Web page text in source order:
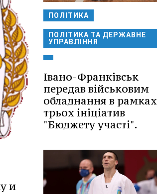
и
ПОЛІТИКА
ПОЛІТИКА ТА ДЕРЖАВНЕ
УПРАВЛІННЯ
Івано-Франківськ
передав військовим
обладнання в рамках
трьох ініціатив
"Бюджету участі".